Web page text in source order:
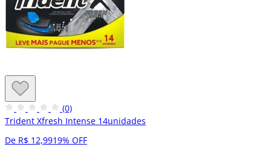
(0)
Trident Xfresh Intense 14unidades
De R$ 12,9919% OFF